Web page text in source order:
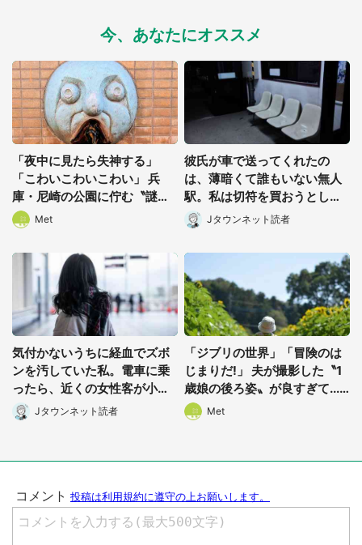
都道府選択
今、あなたにオススメ
「夜中に見たら失神する」
「こわいこわいこわい」 兵
庫・尼崎の公園に佇む〝謎す
ぎる顔〟に1.3万人戦慄
Met
彼氏が車で送ってくれたの
は、薄暗くて誰もいない無人
駅。私は切符を買おうとした
けれど(山形県・20代女性)
Jタウンネット読者
気付かないうちに経血でズボ
ンを汚していた私。電車に乗
ったら、近くの女性客が小さ
な声で(千葉県・10代女性)
Jタウンネット読者
「ジブリの世界」「冒険のは
じまりだ!」 夫が撮影した〝1
歳娘の後ろ姿〟が良すぎて...
4.8万人感激
Met